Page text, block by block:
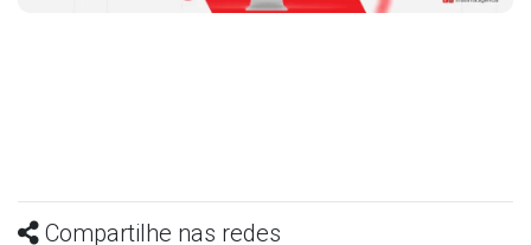
Compartilhe nas redes